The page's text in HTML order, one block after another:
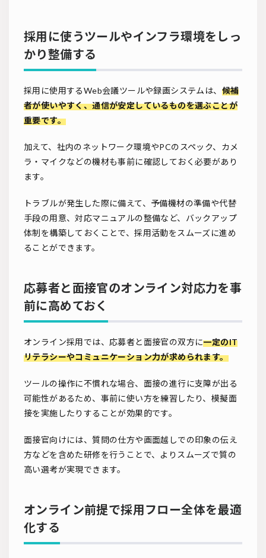
採用に使うツールやインフラ環境をしっ
かり整備する
採用に使用するWeb会議ツールや録画システムは、 候補
者が使いやすく、通信が安定しているものを選ぶことが
重要です。
加えて、社内のネットワーク環境やPCのスペック、カメ
ラ・マイクなどの機材も事前に確認しておく必要があり
ます。
トラブルが発生した際に備えて、予備機材の準備や代替
手段の用意、対応マニュアルの整備など、バックアップ
体制を構築しておくことで、採用活動をスムーズに進め
ることができます。
応募者と面接官のオンライン対応力を事
前に高めておく
オンライン採用では、応募者と面接官の双方に一定のIT
リテラシーやコミュニケーション力が求められます。
ツールの操作に不慣れな場合、面接の進行に支障が出る
可能性があるため、事前に使い方を練習したり、模擬面
接を実施したりすることが効果的です。
面接官向けには、質問の仕方や画面越しでの印象の伝え
方などを含めた研修を行うことで、よりスムーズで質の
高い選考が実現できます。
オンライン前提で採用フロー全体を最適
化する